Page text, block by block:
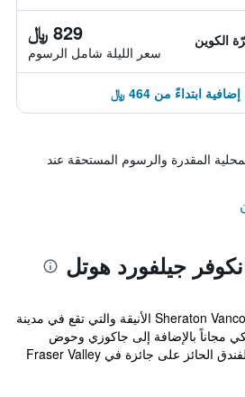
829 ﷼
سعر الليلة شامل الرسوم
المقدرة والرسوم المستحقة عند
جيلفورد هوتل
توفر Sheraton Vancouver Guildford Hotel الأنيقة والتي تقع في مدينة
مجاناً بالإضافة إلى جاكوزي وحوض
سباحة خارجي ساخن. يعد الفندق الحائز على جائزة في Fraser Valley